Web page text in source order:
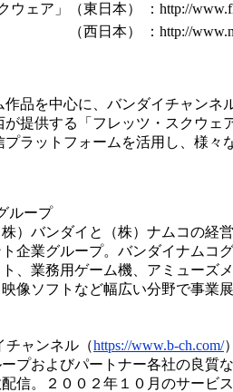
ウェア」（東日本）
：http://
（西日本）
：http://
品を中心に、バンダイチャンネ
提供する「フレッツ・スクウェ
プラットフォームを活用し、様々
ループ
）バンダイと（株）ナムコの経
企業グループ。バンダイナムコ
、業務用ゲーム機、アミューズ
像ソフトなど幅広い分野で事業
ャンネル（https://www.b-ch.com/）
プおよびパートナー各社の良質
信。２００２年１０月のサービ